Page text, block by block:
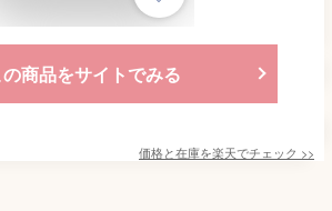
の商品をサイトでみる
価格と在庫を楽天でチェック >>